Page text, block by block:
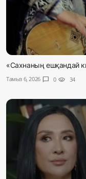
«Сахнаның ешқандай
Тамыз 6, 2026 chat_bubble 0 visibility 34